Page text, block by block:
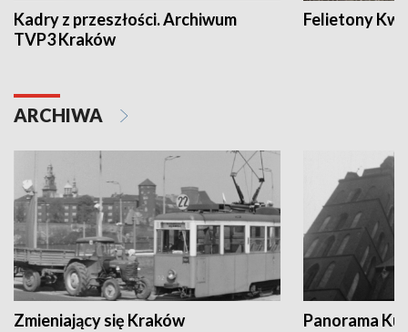
Kadry z przeszłości. Archiwum
TVP3 Kraków
Felietony
ARCHIWA
Zmieniający się Kraków Panorama